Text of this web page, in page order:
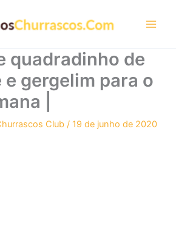
quadradinho de
gergelim para o
|
Club / 19 de junho de 2020